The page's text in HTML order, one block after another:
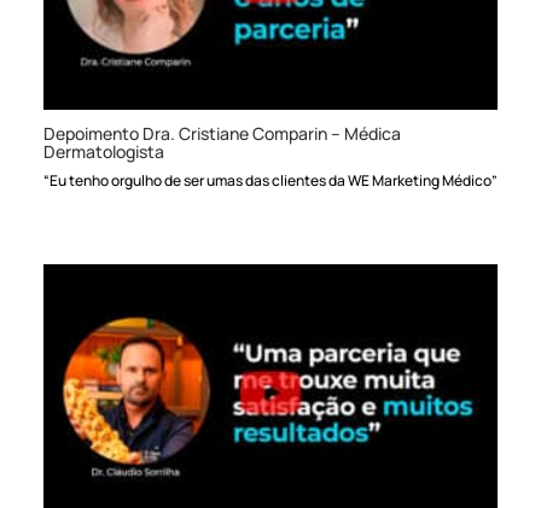
Depoimento Dra. Cristiane Comparin – Médica
Dermatologista
“Eu tenho orgulho de ser umas das clientes da WE Marketing Médico”